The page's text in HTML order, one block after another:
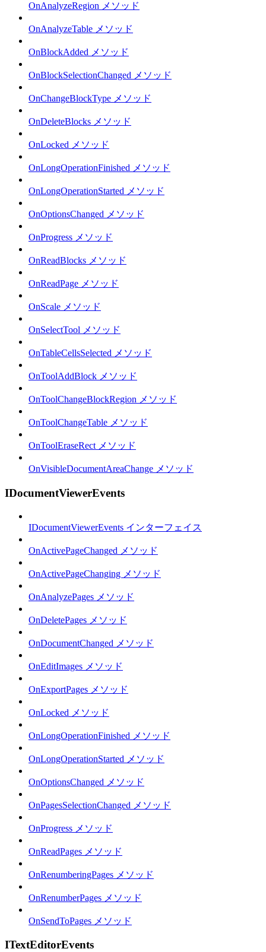
OnAnalyzeRegion メソッド
OnAnalyzeTable メソッド
OnBlockAdded メソッド
OnBlockSelectionChanged メソッド
OnChangeBlockType メソッド
OnDeleteBlocks メソッド
OnLocked メソッド
OnLongOperationFinished メソッド
OnLongOperationStarted メソッド
OnOptionsChanged メソッド
OnProgress メソッド
OnReadBlocks メソッド
OnReadPage メソッド
OnScale メソッド
OnSelectTool メソッド
OnTableCellsSelected メソッド
OnToolAddBlock メソッド
OnToolChangeBlockRegion メソッド
OnToolChangeTable メソッド
OnToolEraseRect メソッド
OnVisibleDocumentAreaChange メソッド
IDocumentViewerEvents
IDocumentViewerEvents インターフェイス
OnActivePageChanged メソッド
OnActivePageChanging メソッド
OnAnalyzePages メソッド
OnDeletePages メソッド
OnDocumentChanged メソッド
OnEditImages メソッド
OnExportPages メソッド
OnLocked メソッド
OnLongOperationFinished メソッド
OnLongOperationStarted メソッド
OnOptionsChanged メソッド
OnPagesSelectionChanged メソッド
OnProgress メソッド
OnReadPages メソッド
OnRenumberingPages メソッド
OnRenumberPages メソッド
OnSendToPages メソッド
ITextEditorEvents